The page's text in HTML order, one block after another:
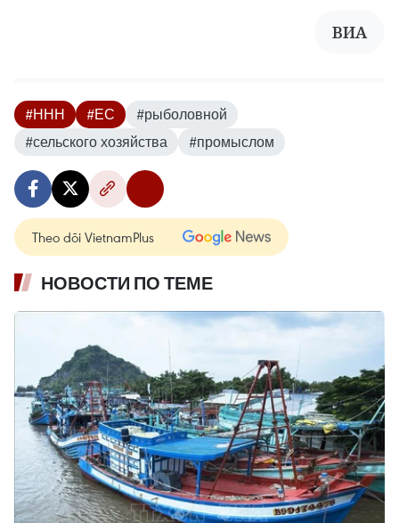
ВИА
#ННН #ЕС
#рыболовной
#сельского хозяйства
#промыслом
Theo dõi VietnamPlus
НОВОСТИ ПО ТЕМЕ